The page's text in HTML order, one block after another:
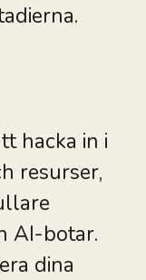
hacka in i
resurser,
AI-botar.
dina